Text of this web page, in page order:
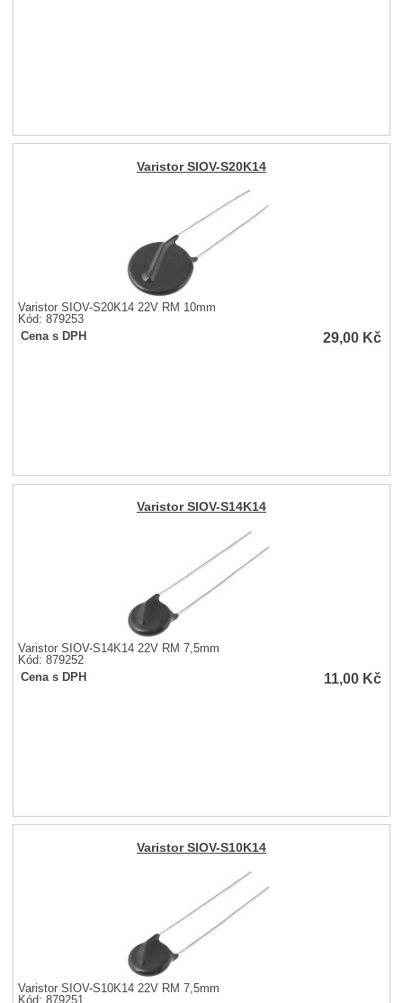
Varistor SIOV-S20K14
Varistor SIOV-S20K14 22V RM 10mm
Kód: 879253
Cena s DPH
29,00 Kč
Varistor SIOV-S14K14
Varistor SIOV-S14K14 22V RM 7,5mm
Kód: 879252
Cena s DPH
11,00 Kč
Varistor SIOV-S10K14
Varistor SIOV-S10K14 22V RM 7,5mm